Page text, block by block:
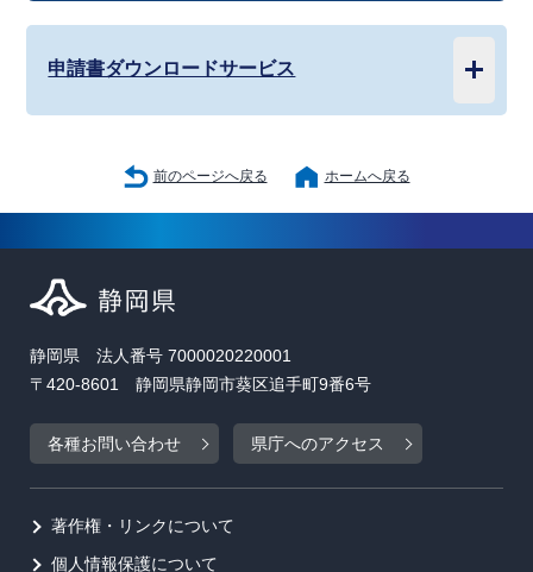
申請書ダウンロードサービス
前のページへ戻る ホームへ戻る
静岡県 法人番号 7000020220001
〒420-8601 静岡県静岡市葵区追手町9番6号
各種お問い合わせ 県庁へのアクセス
著作権・リンクについて
個人情報保護について